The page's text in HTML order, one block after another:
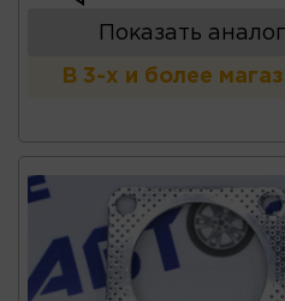
Показать
В 3-х и более